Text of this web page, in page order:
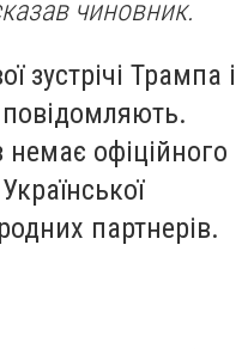
чиновник.
зустрічі Трампа і
офіційного
партнерів.